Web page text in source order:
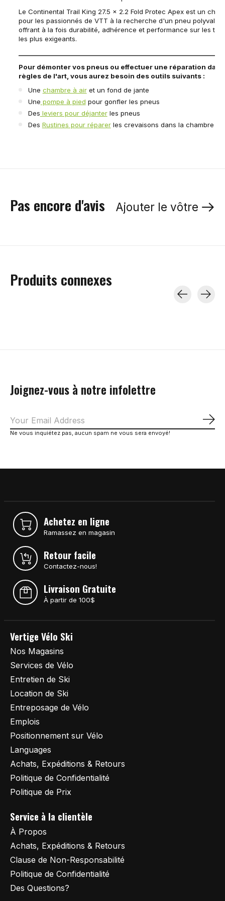
Le Continental Trail King 27.5 x 2.2 Fold Protec Apex est un
pour les passionnés de VTT à la recherche d'un pneu
offrant à la fois durabilité, adhérence et performance sur les
les plus exigeants.
Pour démonter vos pneus ou effectuer une réparation
règles de l'art, vous aurez besoin des outils suivants :
Une chambre à airet un fond de jante
Une pompe à pied pour gonfler les pneus
Des leviers pour déjanterles pneus
Des Rustines pour réparerles crevaisons dans la chambre à
Pas encore d'avis Ajouter le vôtre
Produits connexes
Joignez-vous à notre infolettre
Ne vous inquiétez pas, aucun spam ne vous sera envoyé!
Achetez en ligne
Ramassez en magasin
Retour facile
Contactez-nous!
Livraison Gratuite
À partir de 100$
Vertige Vélo Ski
Nos Magasins
Services de Vélo
Entretien de Ski
Location de Ski
Entreposage de Vélo
Emplois
Positionnement sur Vélo
Languages
Achats, Expéditions & Retours
Politique de Confidentialité
Politique de Prix
Service à la clientèle
À Propos
Achats, Expéditions & Retours
Clause de Non-Responsabilité
Politique de Confidentialité
Des Questions?